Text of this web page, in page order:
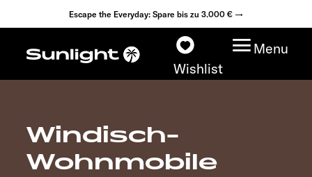
Escape the Everyday: Spare bis zu 3.000 € →
Wishlist
Menu
Modelle
Windisch-
Wohnmobile